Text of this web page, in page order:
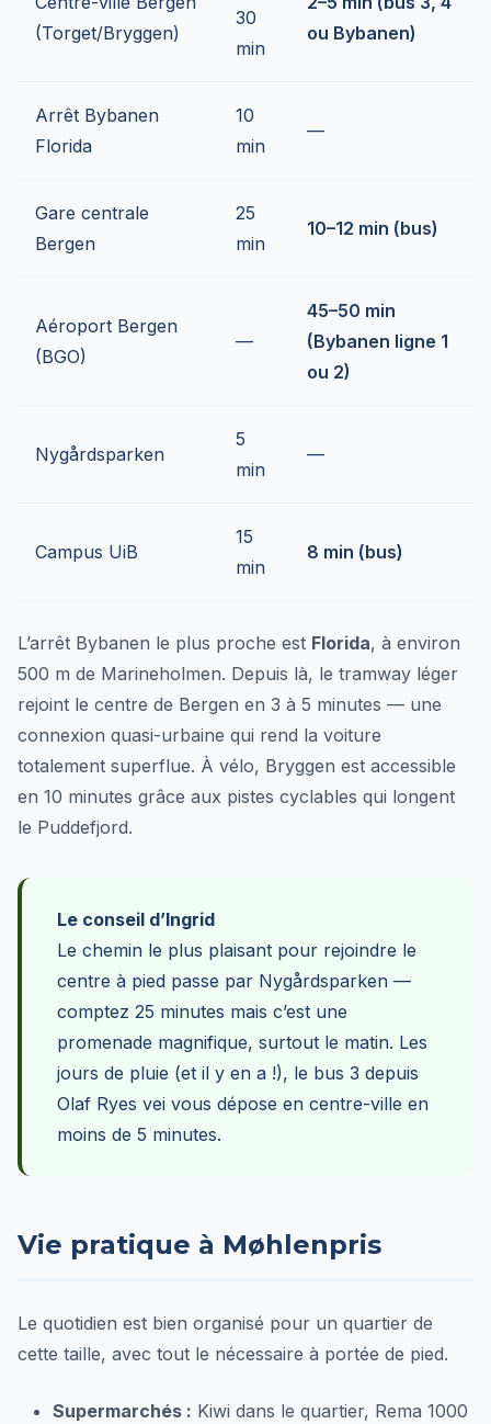
(Torget/Bryggen)
30
min
ou Bybanen)
Arrêt Bybanen
Florida
10
min
—
Gare centrale
Bergen
25
min
10–12 min (bus)
Aéroport Bergen
(BGO)
—
45–50 min
(Bybanen ligne 1
ou 2)
Nygårdsparken
5
min
—
Campus UiB
15
min
8 min (bus)
L’arrêt Bybanen le plus proche est Florida, à environ
500 m de Marineholmen. Depuis là, le tramway léger
rejoint le centre de Bergen en 3 à 5 minutes — une
connexion quasi-urbaine qui rend la voiture
totalement superflue. À vélo, Bryggen est accessible
en 10 minutes grâce aux pistes cyclables qui longent
le Puddefjord.
Le conseil d’Ingrid
Le chemin le plus plaisant pour rejoindre le
centre à pied passe par Nygårdsparken —
comptez 25 minutes mais c’est une
promenade magnifique, surtout le matin. Les
jours de pluie (et il y en a !), le bus 3 depuis
Olaf Ryes vei vous dépose en centre-ville en
moins de 5 minutes.
Vie pratique à Møhlenpris
Le quotidien est bien organisé pour un quartier de
cette taille, avec tout le nécessaire à portée de pied.
Supermarchés : Kiwi dans le quartier, Rema 1000